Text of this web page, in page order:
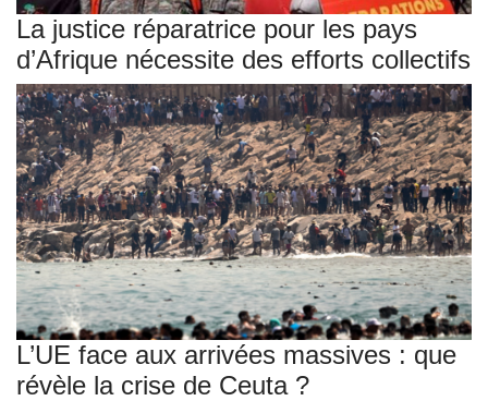
La justice réparatrice pour les pays
d’Afrique nécessite des efforts collectifs
L’UE face aux arrivées massives : que
révèle la crise de Ceuta ?